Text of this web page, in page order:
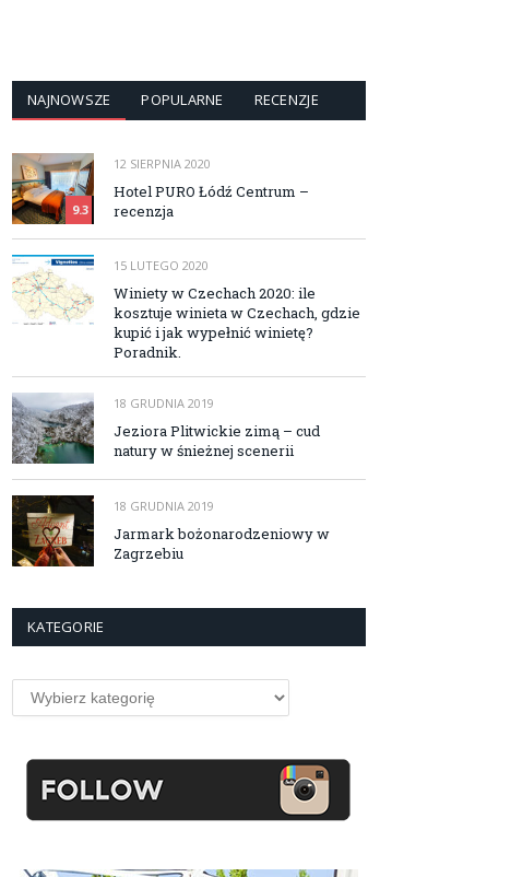
NAJNOWSZE POPULARNE RECENZJE
9.3
12 SIERPNIA 2020
Hotel PURO Łódź Centrum –
recenzja
15 LUTEGO 2020
Winiety w Czechach 2020: ile
kosztuje winieta w Czechach, gdzie
kupić i jak wypełnić winietę?
Poradnik.
18 GRUDNIA 2019
Jeziora Plitwickie zimą – cud
natury w śnieżnej scenerii
18 GRUDNIA 2019
Jarmark bożonarodzeniowy w
Zagrzebiu
KATEGORIE
Kategorie